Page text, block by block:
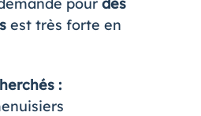
est très forte en
: